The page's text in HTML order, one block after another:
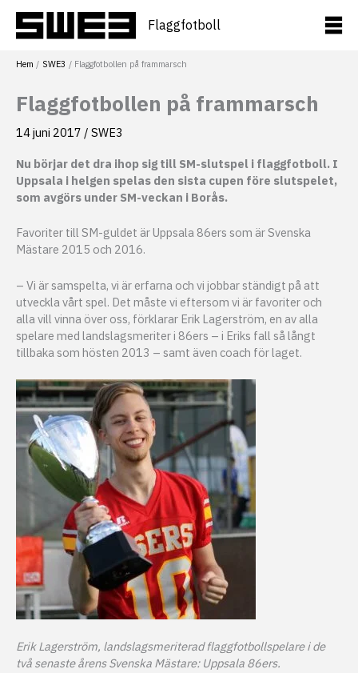
innehåll
Flaggfotboll
Hem SWE3 Flaggfotbollen på frammarsch
Flaggfotbollen på frammarsch
14 juni 2017 / SWE3
Nu börjar det dra ihop sig till SM-slutspel i flaggfotboll. I
Uppsala i helgen spelas den sista cupen före slutspelet,
som avgörs under SM-veckan i Borås.
Favoriter till SM-guldet är Uppsala 86ers som är Svenska
Mästare 2015 och 2016.
– Vi är samspelta, vi är erfarna och vi jobbar ständigt på att
utveckla vårt spel. Det måste vi eftersom vi är favoriter och
alla vill vinna över oss, förklarar Erik Lagerström, en av alla
spelare med landslagsmeriter i 86ers – i Eriks fall så långt
tillbaka som hösten 2013 – samt även coach för laget.
Erik Lagerström, landslagsmeriterad flaggfotbollspelare i de
två senaste årens Svenska Mästare: Uppsala 86ers.